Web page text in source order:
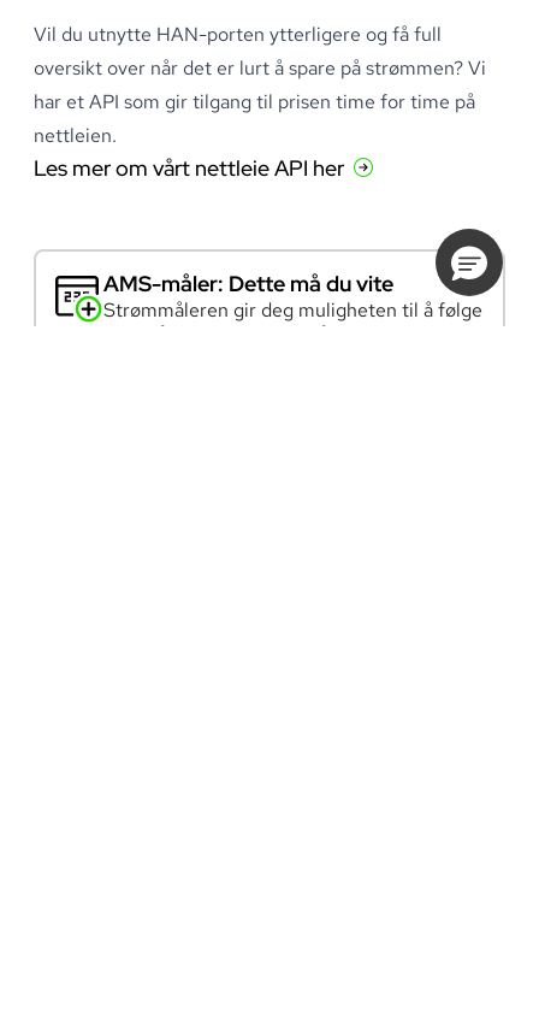
Vil du utnytte HAN-porten ytterligere og få full
oversikt over når det er lurt å spare på strømmen? Vi
har et API som gir tilgang til prisen time for time på
nettleien.
Les mer om vårt nettleie API her
AMS-måler: Dette må du vite
Strømmåleren gir deg muligheten til å følge
med på eget forbruk og få hjelp til smartere